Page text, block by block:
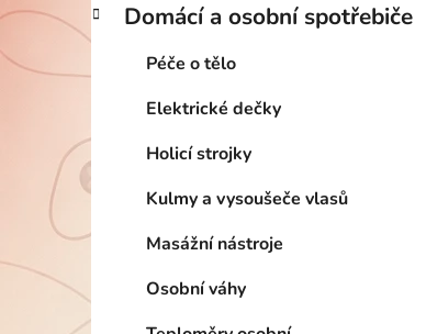
n
n
í
a
n
e
l
i
e
Domácí a osobní spotřebiče
Péče o tělo
Elektrické dečky
Holicí strojky
Kulmy a vysoušeče vlasů
Masážní nástroje
Osobní váhy